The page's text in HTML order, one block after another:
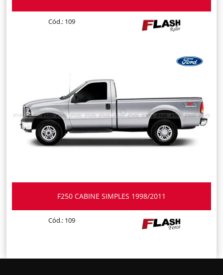
Cód.: 109
F250 CABINE SIMPLES 1998/2011
Cód.: 109